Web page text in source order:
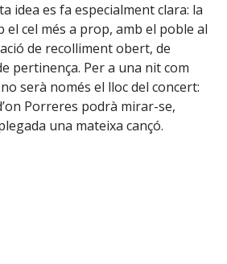
idea es fa especialment clara: la
el cel més a prop, amb el poble al
de recolliment obert, de
pertinença. Per a una nit com
serà només el lloc del concert:
Porreres podrà mirar-se,
una mateixa cançó.